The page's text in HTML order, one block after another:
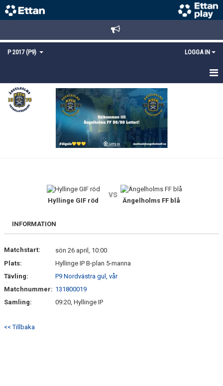
P 2017 (P9) LOGGA IN
HEM
TRUPPEN
Hyllinge GIF röd
vs
Ängelholms FF blå
INFORMATION
Matchstart:
sön 26 april, 10:00
Plats:
Hyllinge IP B-plan 5-manna
Tävling:
P9 Nordvästra gul, vår
Matchnummer: 131800019
Samling:
09:20, Hyllinge IP
<< Tillbaka